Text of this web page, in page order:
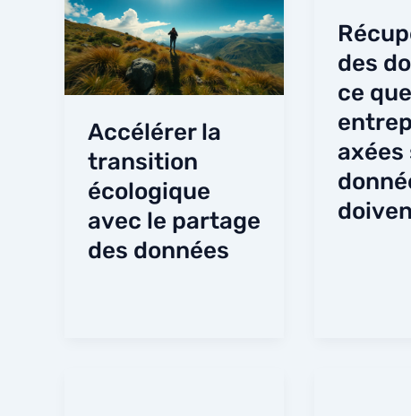
Accélérer la
transition
écologique
avec le partage
des données
des
ce
axées